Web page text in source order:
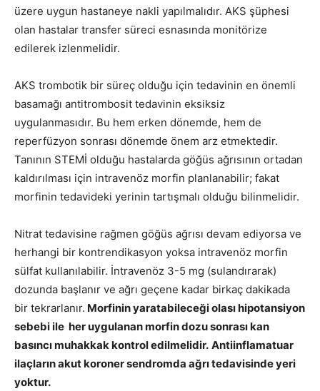
üzere uygun hastaneye nakli yapılmalıdır. AKS şüphesi
olan hastalar transfer süreci esnasında monitörize
edilerek izlenmelidir.
AKS trombotik bir süreç olduğu için tedavinin en önemli
basamağı antitrombosit tedavinin eksiksiz
uygulanmasıdır. Bu hem erken dönemde, hem de
reperfüzyon sonrası dönemde önem arz etmektedir.
Tanının STEMİ olduğu hastalarda göğüs ağrısının ortadan
kaldırılması için intravenöz morfin planlanabilir; fakat
morfinin tedavideki yerinin tartışmalı olduğu bilinmelidir.
Nitrat tedavisine rağmen göğüs ağrısı devam ediyorsa ve
herhangi bir kontrendikasyon yoksa intravenöz morfin
sülfat kullanılabilir. İntravenöz 3-5 mg (sulandırarak)
dozunda başlanır ve ağrı geçene kadar birkaç dakikada
bir tekrarlanır. Morfinin yaratabileceği olası hipotansiyon
sebebi ile her uygulanan morfin dozu sonrası kan
basıncı muhakkak kontrol edilmelidir. Antiinflamatuar
ilaçların akut koroner sendromda ağrı tedavisinde yeri
yoktur.